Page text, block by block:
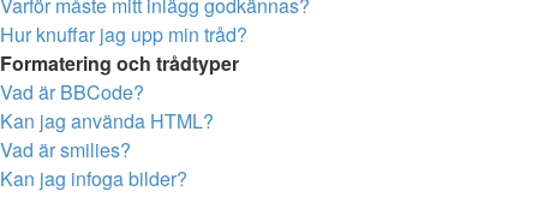
Hur knuffar jag upp min tråd?
Formatering och trådtyper
Vad är BBCode?
Kan jag använda HTML?
Vad är smilies?
Kan jag infoga bilder?